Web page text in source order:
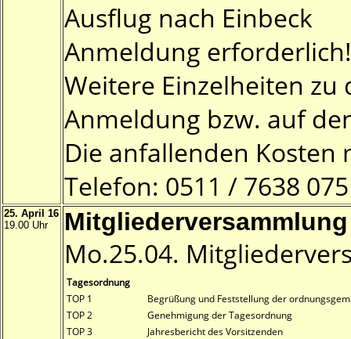
Ausflug nach Einbeck
Anmeldung erforderlich!
Weitere Einzelheiten
Anmeldung bzw. auf
Die anfallenden
Telefon: 0511 / 7638
25. April 16
19.00 Uhr
Mitgliederversammlung
Mo.25.04.
Tagesordnung
TOP 1
Begrüßung und Feststellung der
TOP 2
Genehmigung der Tagesordnung
TOP 3
Jahresbericht des Vorsitzenden